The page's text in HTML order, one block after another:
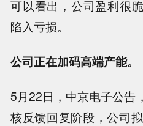
可以看出，公司盈利很
陷入亏损。
公司正在加码高端产能。
5月22日，中京电子公告
核反馈回复阶段，公司